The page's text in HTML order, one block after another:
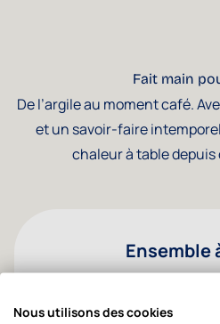
Fait main
De l’argile au moment café.
et un savoir-faire
chaleur à table
Ensemble
Soyez le premier à être
styles et des moments de
Nous utilisons des cookies